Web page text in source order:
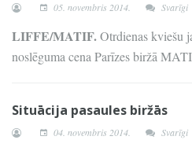
05. novembris 2014. Svarīgi
LIFFE/MATIF.Otrdienas kviešu
noslēguma cena Parīzes biržā
Situācija pasaules biržās
04. novembris 2014. Svarīgi